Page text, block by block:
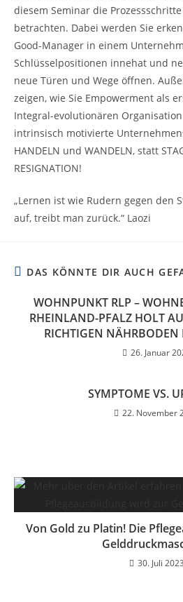
diesem Seminar die
betrachten. Dabei werden Sie
Good-Manager in einem
Schlüsselpositionen innehat und
neue Türen und Wege öffnen.
zeigen, wie Sie Empowerment als
Integral-evolutionären
intrinsisch motivierte
HANDELN und WANDELN, statt
RESIGNATION!
„Lernen ist wie Rudern gegen den
auf, treibt man zurück.“ Laozi
DAS KÖNNTE DIR AUCH
WOHNPUNKT RLP –
RHEINLAND-PFALZ HOLT
RICHTIGEN NÄHRBODEN
26. Januar
SYMPTOME VS.
22. November
Von Gold zu Platin! Die
30. Juli 2023